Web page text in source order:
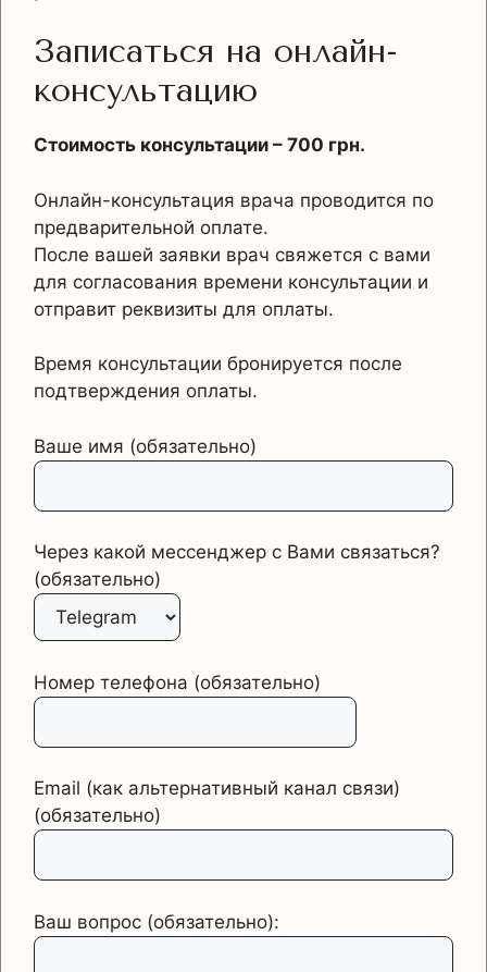
Записаться на онлайн-
консультацию
Стоимость консультации – 700 грн.
Онлайн-консультация врача проводится по
предварительной оплате.
После вашей заявки врач свяжется с вами
для согласования времени консультации и
отправит реквизиты для оплаты.
Время консультации бронируется после
подтверждения оплаты.
Ваше имя (обязательно)
Через какой мессенджер с Вами связаться?
(обязательно)
Номер телефона (обязательно)
Email (как альтернативный канал связи)
(обязательно)
Ваш вопрос (обязательно):